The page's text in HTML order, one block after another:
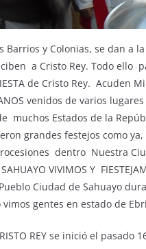
y Colonias, se dan a la
a Cristo Rey. Todo ello
de Cristo Rey. Acuden
venidos de varios
muchos Estados de la
grandes festejos como
dentro Nuestra
VIVIMOS Y
Ciudad de Sahuayo
gentes en estado de
REY se inició el pasado